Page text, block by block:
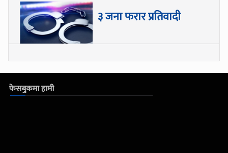
३ जना फरार प्रतिवादी
फेसबुकमा हामी